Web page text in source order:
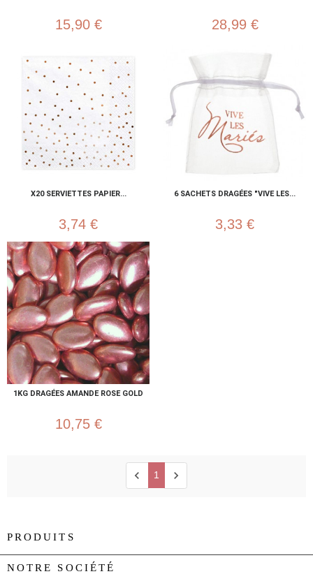
15,90 € 28,99 €
X20 SERVIETTES PAPIER...
3,74 €
6 SACHETS DRAGÉES "VIVE LES...
3,33 €
1KG DRAGÉES AMANDE ROSE GOLD
10,75 €
chevron_left 1 chevron_right
PRODUITS
NOTRE SOCIÉTÉ